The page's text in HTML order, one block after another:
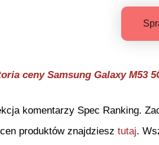
ceny Samsung Galaxy M53
komentarzy Spec Ranking.
produktów znajdziesz tutaj.